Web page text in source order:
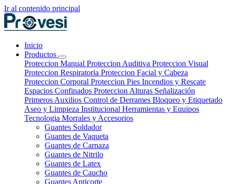
Ir al contenido principal
Inicio
Productos
Proteccion Manual Proteccion Auditiva Proteccion Visual
Proteccion Respiratoria Proteccion Facial y Cabeza
Proteccion Corporal Proteccion Pies Incendios y Rescate
Espacios Confinados Proteccion Alturas Señalización
Primeros Auxilios Control de Derrames Bloqueo y Etiquetado
Aseo y Limpieza Institucional Herramientas y Equipos
Tecnologia Morrales y Accesorios
Guantes Soldador
Guantes de Vaqueta
Guantes de Carnaza
Guantes de Nitrilo
Guantes de Latex
Guantes de Caucho
Guantes Anticorte